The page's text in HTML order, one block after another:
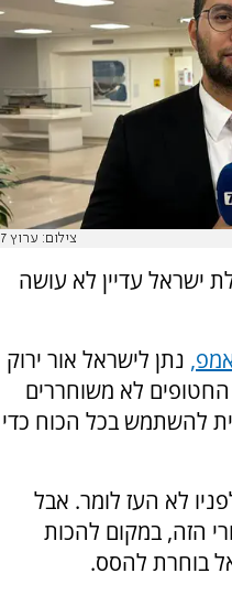
צילום: ערוץ 7
ישראל עדיין לא עושה
נתן לישראל אור ירוק
לא משוחררים
רשאית להשתמש בכל הכוח כדי
לא העז לומר. אבל
הזה, במקום להכות
בוחרת להסס.